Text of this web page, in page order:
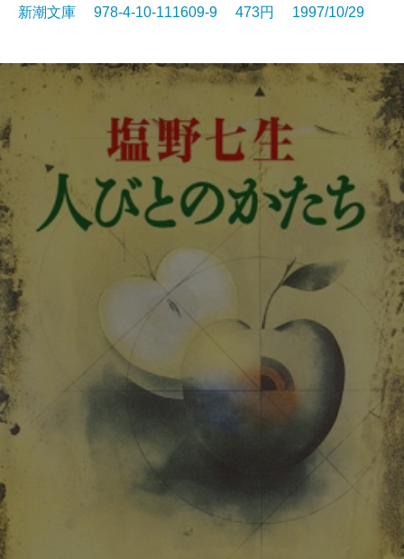
新潮文庫 978-4-10-111609-9 473円 1997/10/29